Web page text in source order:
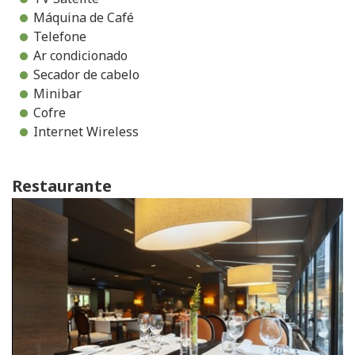
Máquina de Café
Telefone
Ar condicionado
Secador de cabelo
Minibar
Cofre
Internet Wireless
Restaurante